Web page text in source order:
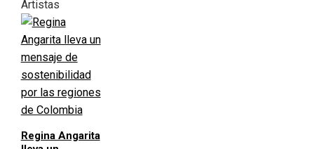
Artistas
Regina Angarita